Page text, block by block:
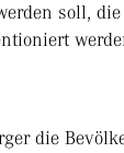
soll,
die